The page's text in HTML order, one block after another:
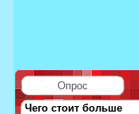
Опрос
Чего стоит больше